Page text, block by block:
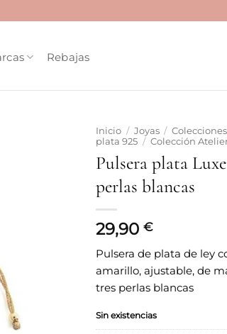
Rebajas
Inicio / Joyas /
plata 925 / Colección
Pulsera plata
perlas blancas
29,90 €
Pulsera de plata de ley
amarillo, ajustable, de
tres perlas blancas
Sin existencias